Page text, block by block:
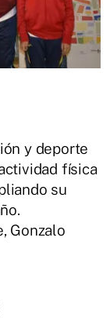
y deporte
física
su
Gonzalo